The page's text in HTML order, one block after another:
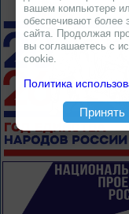
вашем компьютере
обеспечивают более
сайта. Продолжая
вы соглашаетесь с
cookie.
Политика
Принять